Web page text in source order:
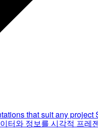
that suit any project
터와 정보를 시각적 프레